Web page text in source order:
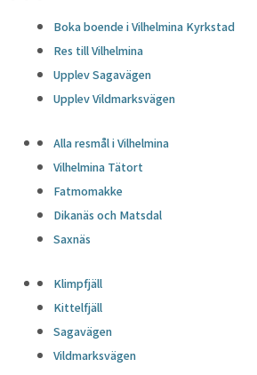
Boka boende i Vilhelmina Kyrkstad
Res till Vilhelmina
Upplev Sagavägen
Upplev Vildmarksvägen
Alla resmål i Vilhelmina
Vilhelmina Tätort
Fatmomakke
Dikanäs och Matsdal
Saxnäs
Klimpfjäll
Kittelfjäll
Sagavägen
Vildmarksvägen